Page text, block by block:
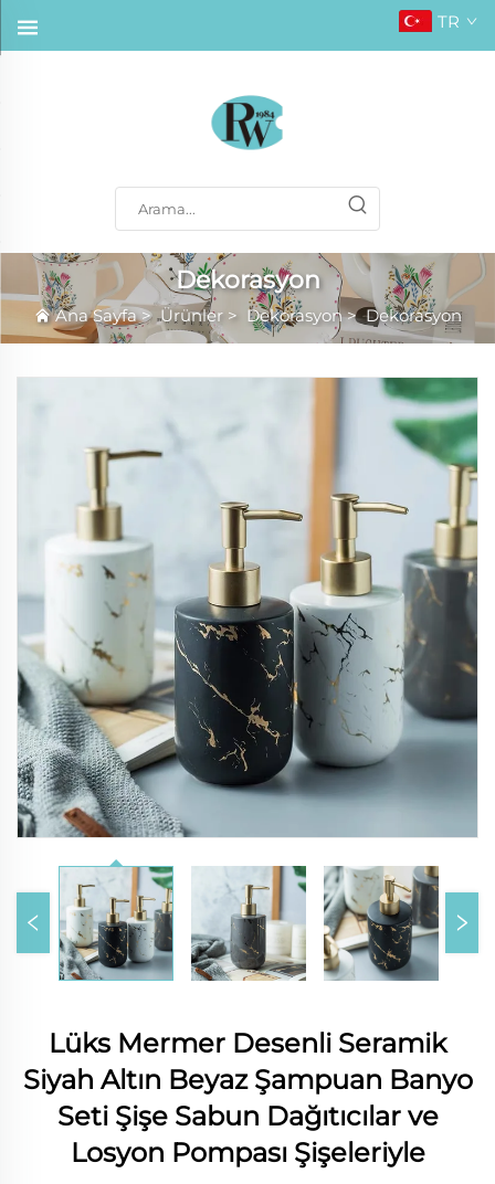
TR
Dekorasyon
Ana Sayfa>Ürünler> Dekorasyon>Dekorasyon
Lüks Mermer Desenli Seramik
Siyah Altın Beyaz Şampuan Banyo
Seti Şişe Sabun Dağıtıcılar ve
Losyon Pompası Şişeleriyle